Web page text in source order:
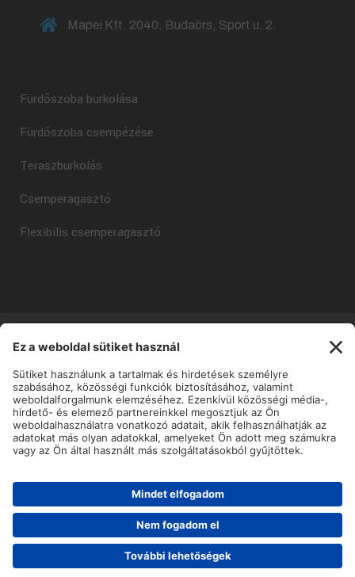
Mapei Kft. 2040. Budaörs, Sport u. 2.
Fürdőszoba burkolása
Fürdőszoba csempézése
Teraszburkolás
Csemperagasztó
Flexibilis csemperagasztó
Copyright © Mapei Kft - 2025